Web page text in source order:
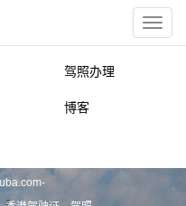
驾照办理
博客
-